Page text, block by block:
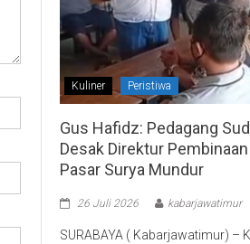
Kuliner Peristiwa
Gus Hafidz: Pedagang
Desak Direktur
Pasar Surya Mundur
26 Juli 2026 kabarjawatimur
SURABAYA ( Kabarjawatimur) –